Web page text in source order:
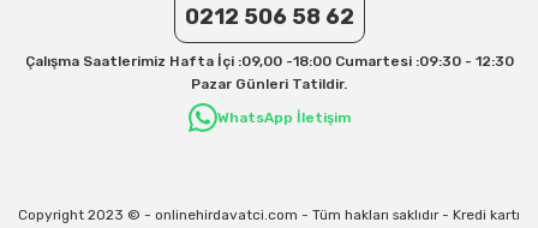
Aras Kargo için 30 Desi sonrası her +1 Desi: 17 TL
Kargo ve teslimat süreçleriyle ilgili tüm sorularınız için bizimle iletişime
31/12/2026 Tarihine Kadar Geçerlidir
0212 506 58 62
Çalışma Saatlerimiz Hafta İçi :09,00 -18:00 Cumartesi :09:30 - 12:30
Pazar Günleri Tatildir.
WhatsApp İletişim
Copyright 2023 © - onlinehirdavatci.com - Tüm hakları saklıdır - Kredi kartı